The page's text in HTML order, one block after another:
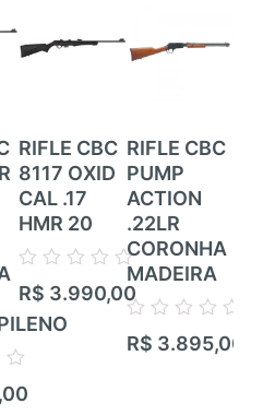
RIFLE CBC
8117 OXID
CAL .17
HMR 20
Avaliação
0
de
5
R$ 3.990,00
RIFLE CBC
PUMP
ACTION
.22LR
CORONHA
MADEIRA
Avaliação
0
R$ 3.895,00